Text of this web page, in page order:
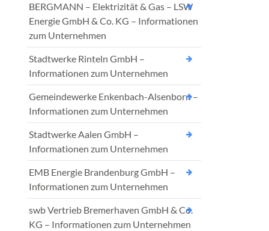
BERGMANN – Elektrizität & Gas – LSW
Energie GmbH & Co. KG – Informationen
zum Unternehmen
Stadtwerke Rinteln GmbH –
Informationen zum Unternehmen
Gemeindewerke Enkenbach-Alsenborn –
Informationen zum Unternehmen
Stadtwerke Aalen GmbH –
Informationen zum Unternehmen
EMB Energie Brandenburg GmbH –
Informationen zum Unternehmen
swb Vertrieb Bremerhaven GmbH & Co.
KG – Informationen zum Unternehmen